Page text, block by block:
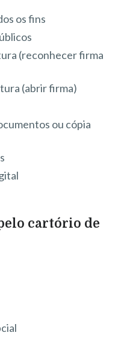
os fins
(reconhecer firma
(abrir firma)
ou cópia
cartório de